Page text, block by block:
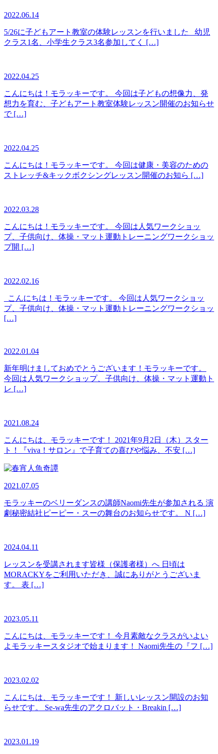
2022.06.14
5/26に子どもアート教室の体験レッスンを行いました 幼児
クラス1名、小学生クラス3名参加してく […]
2022.04.25
こんにちは！モラッキーです。 今回は子どもの想像力、発
想力を育む、子どもアート教室体験レッスン開催のお知らせ
で […]
2022.04.25
こんにちは！モラッキーです。 今回は健康・美容のための
ストレッチ&キックボクシングレッスン開催のお知ら […]
2022.03.28
こんにちは！モラッキーです。 今回は人気ワークショッ
プ、子供向け、体操・マット運動トレーニングワークショッ
プ開 […]
2022.02.16
こんにちは！モラッキーです。 今回は人気ワークショッ
プ、子供向け、体操・マット運動トレーニングワークショッ
[…]
2022.01.04
新年明けましておめでとうございます！モラッキーです。
今回は人気ワークショップ、子供向け、体操・マット運動ト
レ […]
2021.08.24
こんにちは、モラッキーです！ 2021年9月2日（木）スター
ト！『viva！サロン』で子育ての喜びや悩み、不安 […]
2021.07.05
モラッキーのベリーダンスの講師Naomi先生が参加される 演
劇秘密結社ピーピー・スーの舞台のお知らせです。 N […]
2024.04.11
レッスンを受講されます皆様（保護者様）へ 日頃は
MORACKYをご利用いただき、誠にありがとうございま
す。 表 […]
2023.05.11
こんにちは、モラッキーです！ 今月素敵なクラスがいよい
よモラッキースタジオで始まります！ Naomi先生の『フ […]
2023.02.02
こんにちは、モラッキーです！ 新しいレッスン開設のお知
らせです。 Se-wa先生のアクロバット・Breakin […]
2023.01.19